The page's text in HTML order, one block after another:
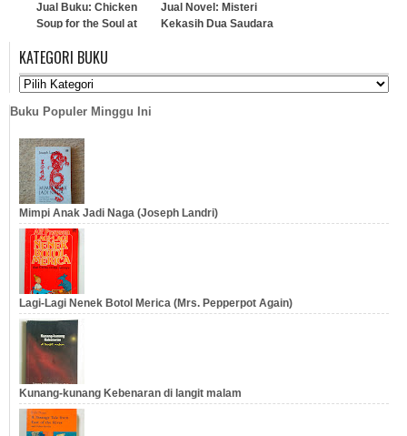
Jual Buku: Chicken
Soup for the Soul at
…
Jual Novel: Misteri
Kekasih Dua Saudara
…
KATEGORI BUKU
Buku Populer Minggu Ini
Mimpi Anak Jadi Naga (Joseph Landri)
Lagi-Lagi Nenek Botol Merica (Mrs. Pepperpot Again)
Kunang-kunang Kebenaran di langit malam